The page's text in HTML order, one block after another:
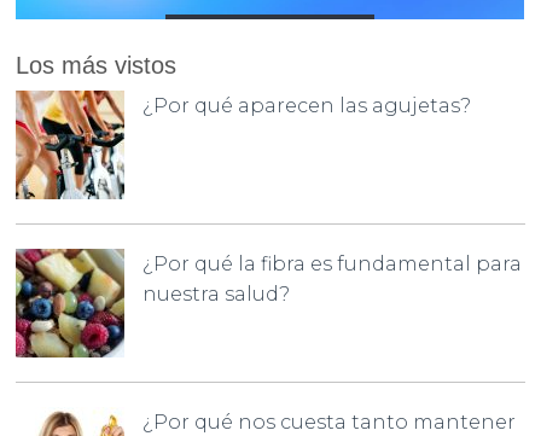
Los más vistos
¿Por qué aparecen las agujetas?
¿Por qué la fibra es fundamental para
nuestra salud?
¿Por qué nos cuesta tanto mantener